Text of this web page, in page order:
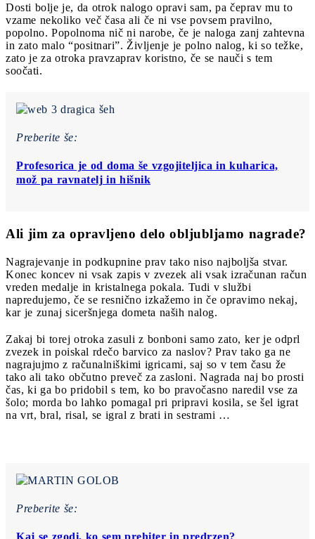
Dosti bolje je, da otrok nalogo opravi sam, pa čeprav mu to
vzame nekoliko več časa ali če ni vse povsem pravilno,
popolno. Popolnoma nič ni narobe, če je naloga zanj zahtevna
in zato malo “positnari”. Življenje je polno nalog, ki so težke,
zato je za otroka pravzaprav koristno, če se nauči s tem
soočati.
Preberite še:
Profesorica je od doma še vzgojiteljica in kuharica,
mož pa ravnatelj in hišnik
Ali jim za opravljeno delo obljubljamo nagrade?
Nagrajevanje in podkupnine prav tako niso najboljša stvar.
Konec koncev ni vsak zapis v zvezek ali vsak izračunan račun
vreden medalje in kristalnega pokala. Tudi v službi
napredujemo, če se resnično izkažemo in če opravimo nekaj,
kar je zunaj siceršnjega dometa naših nalog.
Zakaj bi torej otroka zasuli z bonboni samo zato, ker je odprl
zvezek in poiskal rdečo barvico za naslov? Prav tako ga ne
nagrajujmo z računalniškimi igricami, saj so v tem času že
tako ali tako občutno preveč za zasloni. Nagrada naj bo prosti
čas, ki ga bo pridobil s tem, ko bo pravočasno naredil vse za
šolo; morda bo lahko pomagal pri pripravi kosila, se šel igrat
na vrt, bral, risal, se igral z brati in sestrami …
Preberite še:
Kaj se zgodi, ko sem prehiter in predrzen?